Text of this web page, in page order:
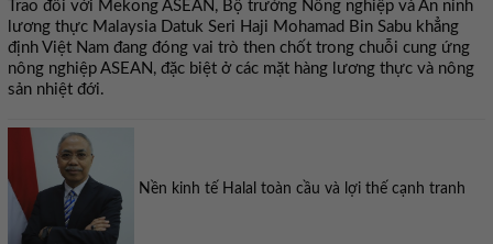
Trao đổi với Mekong ASEAN, Bộ trưởng Nông nghiệp và An ninh
lương thực Malaysia Datuk Seri Haji Mohamad Bin Sabu khẳng
định Việt Nam đang đóng vai trò then chốt trong chuỗi cung ứng
nông nghiệp ASEAN, đặc biệt ở các mặt hàng lương thực và nông
sản nhiệt đới.
Nền kinh tế Halal toàn cầu và lợi thế cạnh tranh